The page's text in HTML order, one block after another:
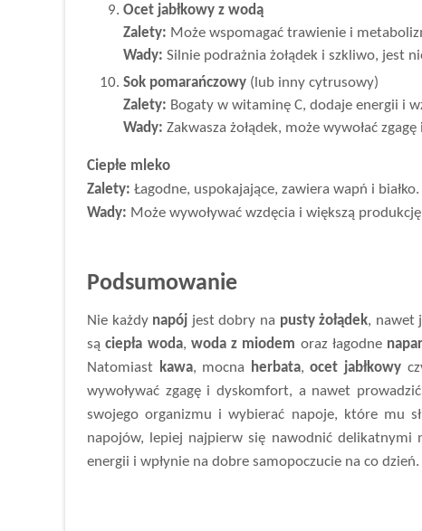
Ocet jabłkowy z wodą
Zalety: Może wspomagać trawienie i
Wady: Silnie podrażnia żołądek i szkliwo, jest
Sok pomarańczowy (lub inny cytrusowy)
Zalety: Bogaty w witaminę C, dodaje energii i
Wady: Zakwasza żołądek, może wywołać
Ciepłe mleko
Zalety: Łagodne, uspokajające, zawiera wapń i białko.
Wady: Może wywoływać wzdęcia i większą
Podsumowanie
Nie każdy napój jest dobry na pusty żołądek, nawet
sąciepła woda, woda z miodem oraz łagodne
Natomiast kawa, mocna herbata,ocet jabłkowy
wywoływać zgagę i dyskomfort, a nawet
swojego organizmu i wybierać napoje, które mu
napojów, lepiej najpierw się nawodnić
energii i wpłynie na dobre samopoczucie na co dzień.